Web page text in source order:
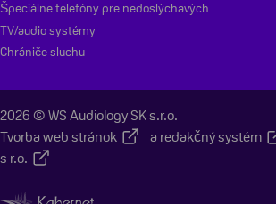
Špeciálne telefóny pre nedoslýchavých
TV/audio systémy
Chrániče sluchu
2026 © WS Audiology SK s.r.o.
Tvorba web stránok
a redakčný systém
s r.o.